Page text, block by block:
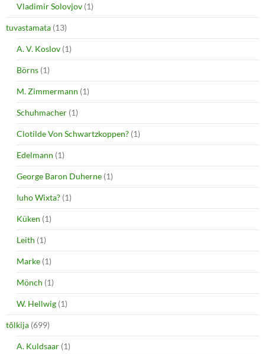
Vladimir Solovjov (1)
tuvastamata (13)
A. V. Koslov (1)
Börns (1)
M. Zimmermann (1)
Schuhmacher (1)
Clotilde Von Schwartzkoppen? (1)
Edelmann (1)
George Baron Duherne (1)
Iuho Wixta? (1)
Küken (1)
Leith (1)
Marke (1)
Mönch (1)
W. Hellwig (1)
tõlkija (699)
A. Kuldsaar (1)